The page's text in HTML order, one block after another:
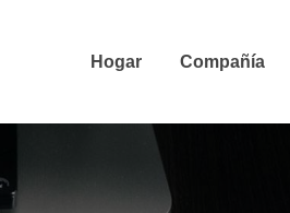
Hogar Compañía